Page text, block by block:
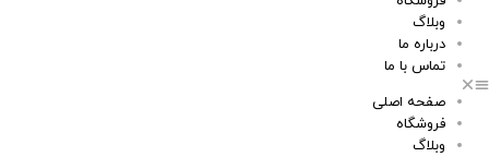
وبلاگ
درباره ما
تماس با ما
صفحه اصلی
فروشگاه
وبلاگ